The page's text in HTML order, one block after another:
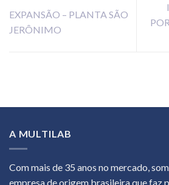
EXPANSÃO – PLANTA SÃO
JERÔNIMO
A MULTILAB
Com mais de 35 anos no mercado,
empresa de origem brasileira que faz